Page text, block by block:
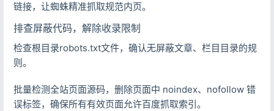
链接，让蜘蛛精准抓取规范内页。
排查屏蔽代码，解除收录限制
检查根目录robots.txt文件，确认无屏蔽文章、栏目目录的规
则。
批量检测全站页面源码，删除页面中 noindex、nofollow 错
误标签，确保所有有效页面允许百度抓取索引。